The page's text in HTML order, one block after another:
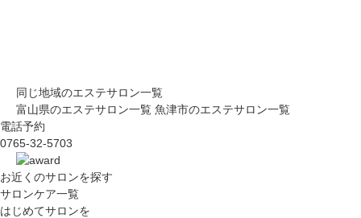
同じ地域のエステサロン一覧
富山県のエステサロン一覧 魚津市のエステサロン一覧
電話予約
0765-32-5703
お近くのサロンを探す
サロンケア一覧
はじめてサロンを